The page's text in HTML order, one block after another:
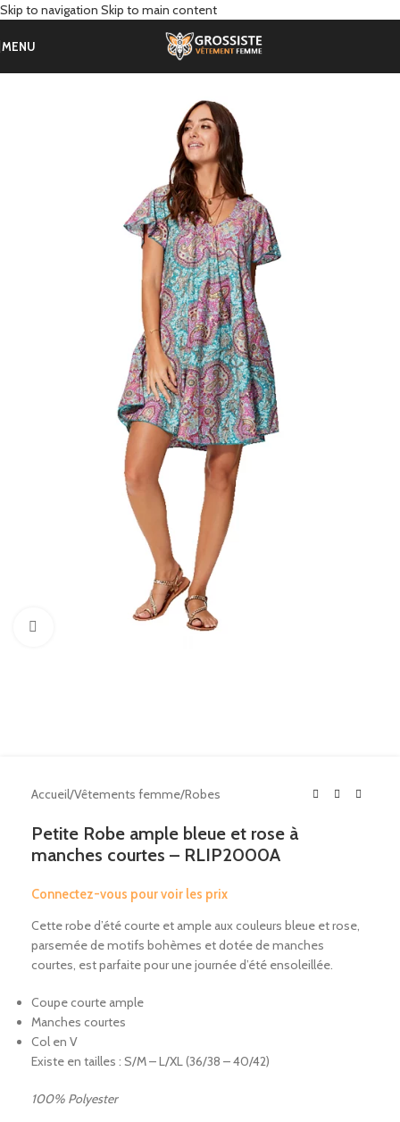
Skip to navigation Skip to main content
MENU
Accueil/Vêtements femme/Robes
Petite Robe ample bleue et rose à
manches courtes – RLIP2000A
Connectez-vous pour voir les prix
Cette robe d’été courte et ample aux couleurs bleue et rose,
parsemée de motifs bohèmes et dotée de manches
courtes, est parfaite pour une journée d’été ensoleillée.
Coupe courte ample
Manches courtes
Col en V
Existe en tailles : S/M – L/XL (36/38 – 40/42)
100% Polyester